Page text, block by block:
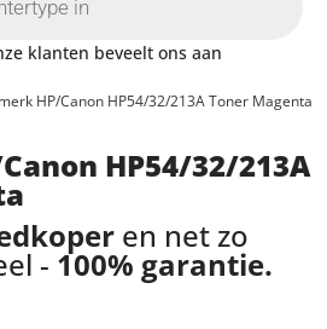
klanten beveelt ons aan
HP/Canon HP54/32/213A Toner Magenta
HP54/32/213A
en net zo
- 100% garantie.